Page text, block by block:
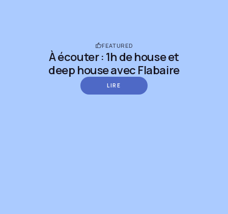
FEATURED
À écouter : 1h de house et
deep house avec Flabaire
LIRE